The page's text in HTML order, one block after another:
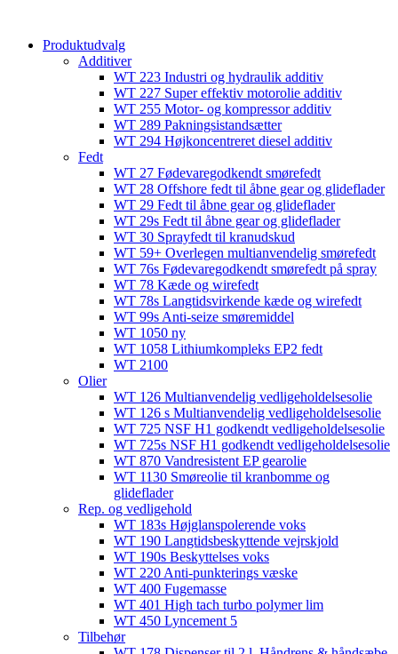
Produktudvalg
Additiver
WT 223 Industri og hydraulik additiv
WT 227 Super effektiv motorolie additiv
WT 255 Motor- og kompressor additiv
WT 289 Pakningsistandsætter
WT 294 Højkoncentreret diesel additiv
Fedt
WT 27 Fødevaregodkendt smørefedt
WT 28 Offshore fedt til åbne gear og glideflader
WT 29 Fedt til åbne gear og glideflader
WT 29s Fedt til åbne gear og glideflader
WT 30 Sprayfedt til kranudskud
WT 59+ Overlegen multianvendelig smørefedt​​
WT 76s Fødevaregodkendt smørefedt på spray​
WT 78 Kæde og wirefedt​
WT 78s Langtidsvirkende kæde og wirefedt​
WT 99s Anti-seize smøremiddel​
WT 1050 ny
WT 1058 Lithiumkompleks EP2 fedt​
WT 2100
Olier
WT 126 Multianvendelig vedligeholdelsesolie
WT 126 s Multianvendelig vedligeholdelsesolie
WT 725 NSF H1 godkendt vedligeholdelsesolie​
WT 725s NSF H1 godkendt vedligeholdelsesolie​
WT 870 Vandresistent EP gearolie​
WT 1130 Smøreolie til kranbomme og
glideflader​
Rep. og vedligehold
WT 183s Højglanspolerende voks
WT 190 Langtidsbeskyttende vejrskjold​
WT 190s Beskyttelses voks​
WT 220 Anti-punkterings væske
WT 400 Fugemasse
WT 401 High tach turbo polymer lim
WT 450 Lyncement 5
Tilbehør